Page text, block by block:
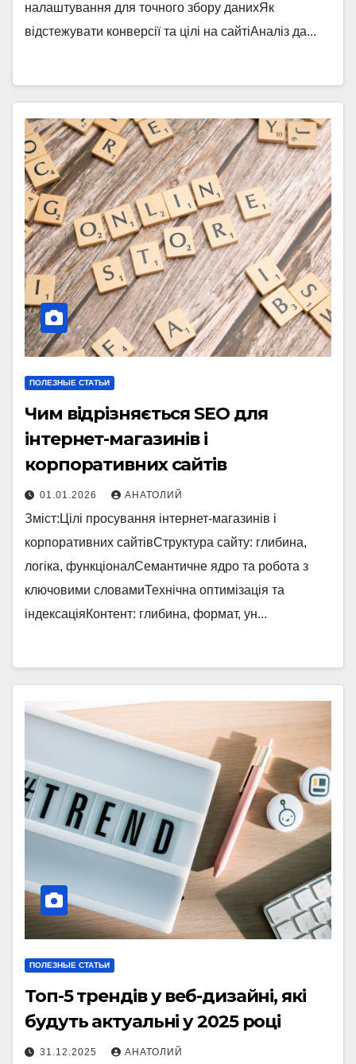
налаштування для точного збору данихЯк
відстежувати конверсії та цілі на сайтіАналіз да...
ПОЛЕЗНЫЕ СТАТЬИ
Чим відрізняється SEO для
інтернет-магазинів і
корпоративних сайтів
01.01.2026 АНАТОЛИЙ
Зміст:Цілі просування інтернет-магазинів і
корпоративних сайтівСтруктура сайту: глибина,
логіка, функціоналСемантичне ядро та робота з
ключовими словамиТехнічна оптимізація та
індексаціяКонтент: глибина, формат, ун...
ПОЛЕЗНЫЕ СТАТЬИ
Топ-5 трендів у веб-дизайні, які
будуть актуальні у 2025 році
31.12.2025 АНАТОЛИЙ